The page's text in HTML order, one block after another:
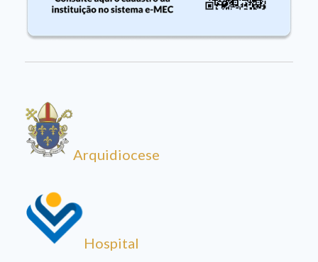
Arquidiocese
Hospital